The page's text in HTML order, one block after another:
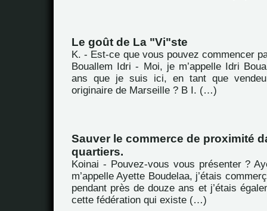
Le goût de La "Vi"ste
K. - Est-ce que vous pouvez commencer
Bouallem Idri - Moi, je m’appelle Idri
ans que je suis ici, en tant que
originaire de Marseille ? B I. (…)
Sauver le commerce de proximité
quartiers.
Koinai - Pouvez-vous vous présenter ?
m’appelle Ayette Boudelaa, j’étais
pendant près de douze ans et j’étais
cette fédération qui existe (…)